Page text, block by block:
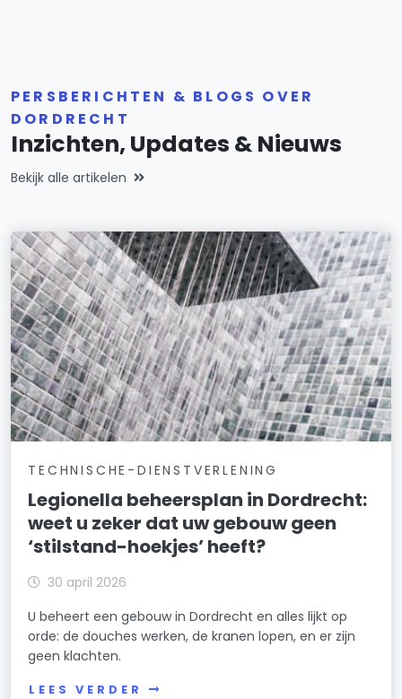
PERSBERICHTEN & BLOGS OVER
DORDRECHT
Inzichten, Updates & Nieuws
Bekijk alle artikelen
TECHNISCHE-DIENSTVERLENING
Legionella beheersplan in Dordrecht:
weet u zeker dat uw gebouw geen
‘stilstand-hoekjes’ heeft?
30 april 2026
U beheert een gebouw in Dordrecht en alles lijkt op
orde: de douches werken, de kranen lopen, en er zijn
geen klachten.
LEES VERDER